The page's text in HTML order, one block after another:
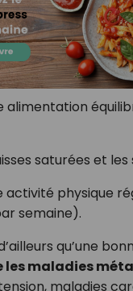
alimentation
saturées et les
activité physique
semaine).
qu’une
les maladies
maladies